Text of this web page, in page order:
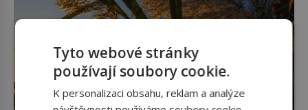
Tyto webové stránky
používají soubory cookie.
K personalizaci obsahu, reklam a analýze